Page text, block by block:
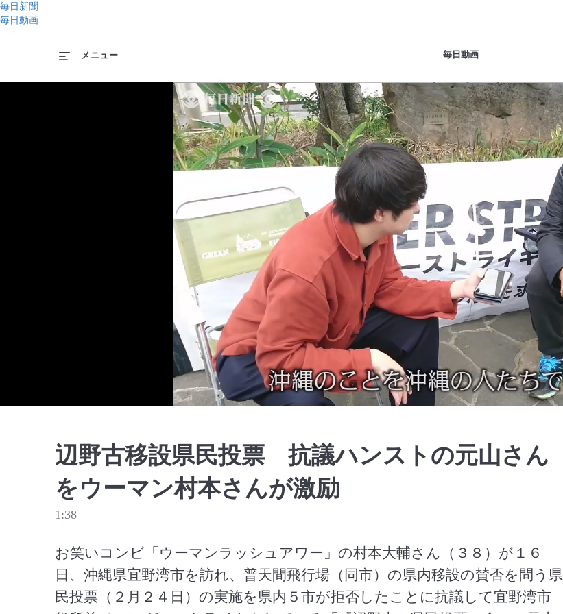
毎日新聞
毎日動画
毎日動画
メニュー
Play
Video
辺野古移設県民投票 抗議ハンストの元山さん
をウーマン村本さんが激励
1:38
お笑いコンビ「ウーマンラッシュアワー」の村本大輔さん（３８）が１６
日、沖縄県宜野湾市を訪れ、普天間飛行場（同市）の県内移設の賛否を問う県
民投票（２月２４日）の実施を県内５市が拒否したことに抗議して宜野湾市